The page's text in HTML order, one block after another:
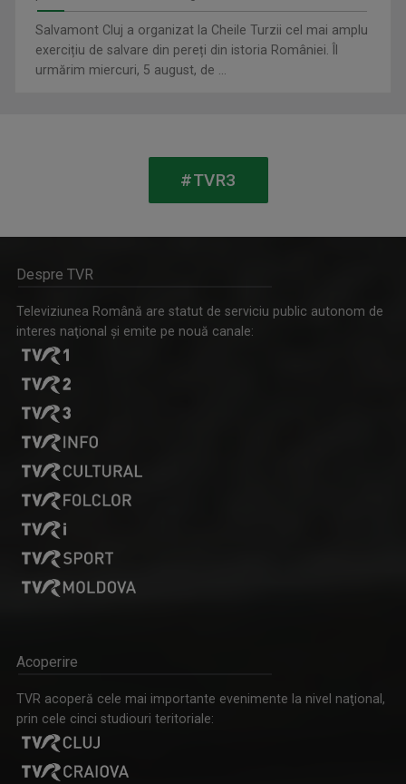
TRANSPARENȚE
Sâmbătă, ora 12.00
PIPER PE LIMBĂ
DRUMURI APROAPE
Joi, ora 20:30, la TVR Timișoara. Sâmbătă, ora ...
VASILE HOTEA-FERNEZAN
Face parte din echipa TVR Cluj din 2000. ...
Salvamont Cluj a organizat la Cheile Turzii cel mai amplu
exercițiu de salvare din pereți din istoria României. Îl
urmărim miercuri, 5 august, de ...
#TVR3
Despre TVR
Televiziunea Română are statut de serviciu public autonom de
interes naţional şi emite pe nouă canale:
Acoperire
TVR acoperă cele mai importante evenimente la nivel naţional,
prin cele cinci studiouri teritoriale: